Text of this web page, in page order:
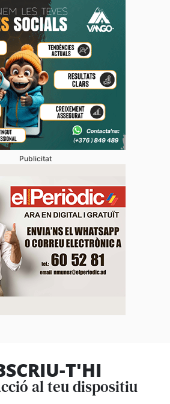
Publicitat
T'HI
al teu dispositiu